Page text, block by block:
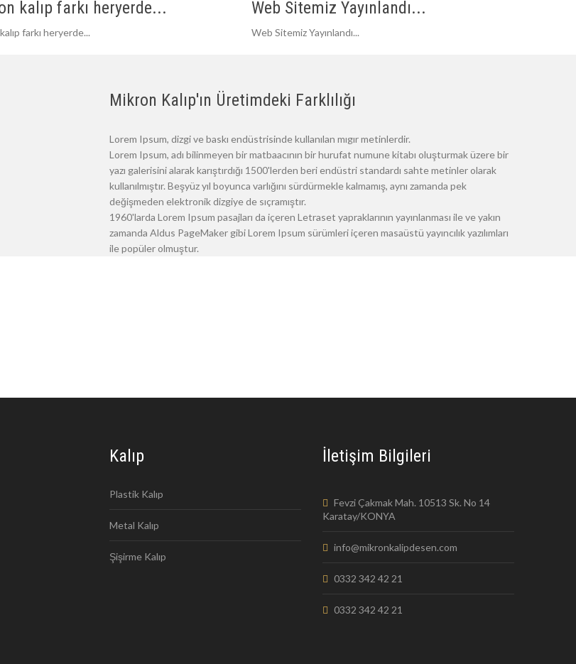
kalıp farkı heryerde...
farkı heryerde...
Web Sitemiz Yayınlandı...
Web Sitemiz Yayınlandı...
Mikron Kalıp'ın Üretimdeki Farklılığı
Lorem Ipsum, dizgi ve baskı endüstrisinde kullanılan mıgır metinlerdir.
Lorem Ipsum, adı bilinmeyen bir matbaacının bir hurufat numune kitabı oluşturmak üzere bir
yazı galerisini alarak karıştırdığı 1500'lerden beri endüstri standardı sahte metinler olarak
kullanılmıştır. Beşyüz yıl boyunca varlığını sürdürmekle kalmamış, aynı zamanda pek
değişmeden elektronik dizgiye de sıçramıştır.
1960'larda Lorem Ipsum pasajları da içeren Letraset yapraklarının yayınlanması ile ve yakın
zamanda Aldus PageMaker gibi Lorem Ipsum sürümleri içeren masaüstü yayıncılık yazılımları
ile popüler olmuştur.
Kalıp
Plastik Kalıp
Metal Kalıp
Şişirme Kalıp
İletişim Bilgileri
Fevzi Çakmak Mah. 10513 Sk. No 14
Karatay/KONYA
info@mikronkalipdesen.com
0332 342 42 21
0332 342 42 21